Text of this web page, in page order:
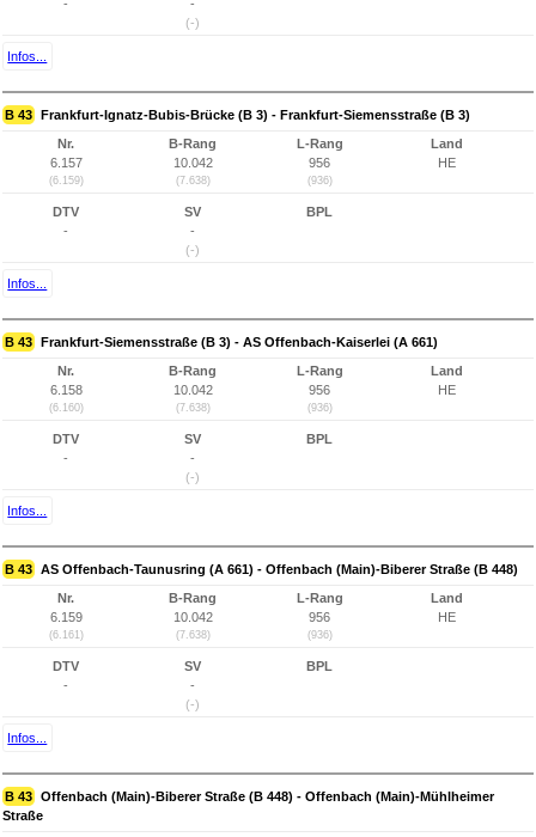
-
-
(-)
Infos...
B 43 Frankfurt-Ignatz-Bubis-Brücke (B 3) - Frankfurt-Siemensstraße (B 3)
Nr.
6.157
(6.159)
B-Rang
10.042
(7.638)
L-Rang
956
(936)
Land
HE
DTV
-
SV
-
(-)
BPL
Infos...
B 43 Frankfurt-Siemensstraße (B 3) - AS Offenbach-Kaiserlei (A 661)
Nr.
6.158
(6.160)
B-Rang
10.042
(7.638)
L-Rang
956
(936)
Land
HE
DTV
-
SV
-
(-)
BPL
Infos...
B 43 AS Offenbach-Taunusring (A 661) - Offenbach (Main)-Biberer Straße (B 448)
Nr.
6.159
(6.161)
B-Rang
10.042
(7.638)
L-Rang
956
(936)
Land
HE
DTV
-
SV
-
(-)
BPL
Infos...
B 43 Offenbach (Main)-Biberer Straße (B 448) - Offenbach (Main)-Mühlheimer
Straße